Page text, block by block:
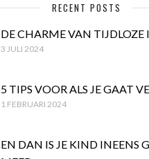
RECENT POSTS
DE CHARME VAN TIJDLOZE
3 JULI 2024
5 TIPS VOOR ALS JE GAAT
1 FEBRUARI 2024
EN DAN IS JE KIND INEENS